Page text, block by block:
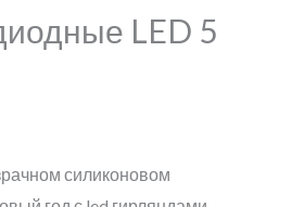
LED 5
силиконовом